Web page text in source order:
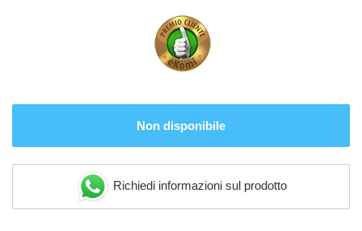
Non disponibile
Richiedi informazioni sul prodotto